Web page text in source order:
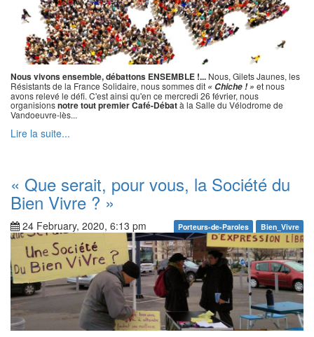
Nous vivons ensemble, débattons ENSEMBLE !... Nous, Gilets Jaunes, les
Résistants de la France Solidaire, nous sommes dit « Chiche ! » et nous
avons relevé le défi. C'est ainsi qu'en ce mercredi 26 février, nous
organisionsnotre tout premier Café-Débatà la Salle du Vélodrome de
Vandoeuvre-lès...
Lire la suite...
« Que serait, pour vous, la Société du
Bien Vivre ? »
24 February, 2020, 6:13 pm Porteurs-de-Paroles Bien_Vivre